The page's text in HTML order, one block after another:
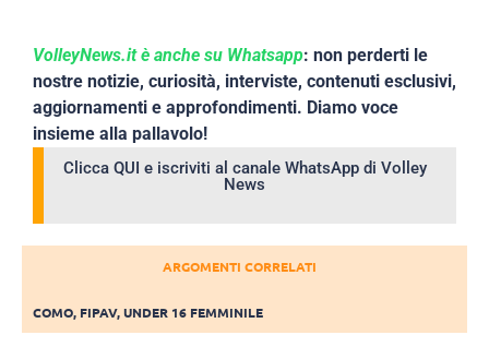
VolleyNews.it è anche su Whatsapp: non perderti le
nostre notizie, curiosità, interviste, contenuti esclusivi,
aggiornamenti e approfondimenti. Diamo voce
insieme alla pallavolo!
Clicca QUI e iscriviti al canale WhatsApp di Volley
News
ARGOMENTI CORRELATI
COMO, FIPAV,UNDER 16 FEMMINILE